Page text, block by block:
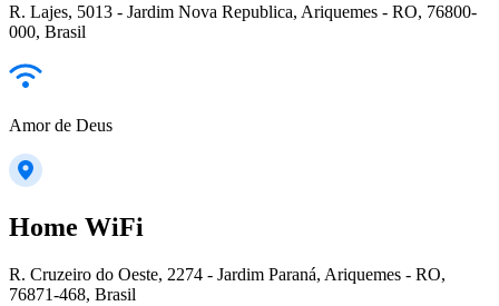
R. Lajes, 5013 - Jardim Nova Republica, Ariquemes - RO, 76800-
000, Brasil
Amor de Deus
Home WiFi
R. Cruzeiro do Oeste, 2274 - Jardim Paraná, Ariquemes - RO,
76871-468, Brasil